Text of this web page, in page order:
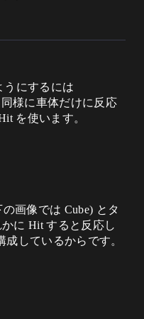
うにするには
様に車体だけに反応
を使います。
画像では Cube) とタ
に Hit すると反応し
しているからです。